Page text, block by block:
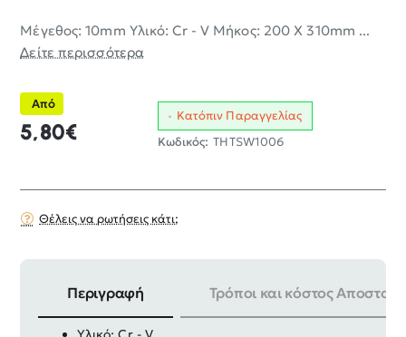
Μέγεθος: 10mm Υλικό: Cr - V Μήκος: 200 Χ 310mm ...
Δείτε περισσότερα
Από
5,80€
Κατόπιν Παραγγελίας
Κωδικός: THTSW1006
Θέλεις να ρωτήσεις κάτι;
Περιγραφή Τρόποι και κόστος
Μέγεθος: 10mm